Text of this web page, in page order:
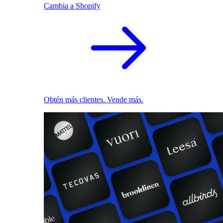
Cambia a Shopify
Obtén más clientes. Vende más.